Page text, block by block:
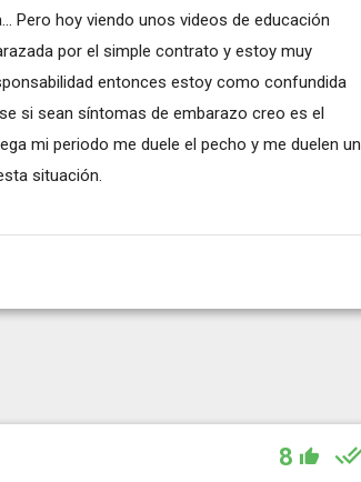
Pero hoy viendo unos videos de educación
por el simple contrato y estoy muy
entonces estoy como confundida
si sean síntomas de embarazo creo es el
mi periodo me duele el pecho y me duelen un
situación.
8